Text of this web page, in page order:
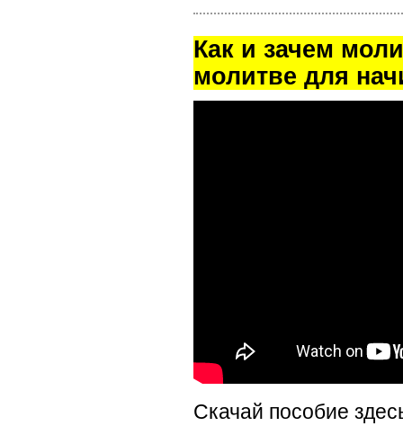
Как и зачем
молитве для
Скачай пособие